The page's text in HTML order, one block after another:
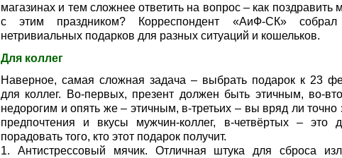
магазинах и тем сложнее ответить на вопрос – как поздравить
с этим праздником? Корреспондент «АиФ-СК»
нетривиальных подарков для разных ситуаций и кошельков.
Для коллег
Наверное, самая сложная задача – выбрать подарок к 23
для коллег. Во-первых, презент должен быть этичным, во-
недорогим и опять же – этичным, в-третьих – вы вряд ли точно
предпочтения и вкусы мужчин-коллег, в-четвёртых – это
порадовать того, кто этот подарок получит.
1. Антистрессовый мячик. Отличная штука для сброса